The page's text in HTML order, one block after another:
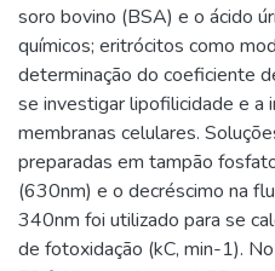
soro bovino (BSA) e o ácido
químicos; eritrócitos como
determinação do coeficiente
se investigar lipofilicidade e a
membranas celulares.
preparadas em tampão
(630nm) e o decréscimo na
340nm foi utilizado para se
de fotoxidação (kC, min-1).